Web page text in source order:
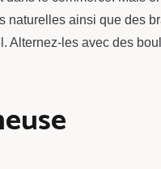
ainsi que des
les avec des